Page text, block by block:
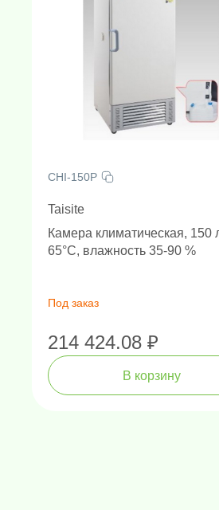
среды
CHI-150P
Taisite
Камера климатическая, 150
65°C, влажность 35-90 %
Под заказ
214 424.08 ₽
В корзину